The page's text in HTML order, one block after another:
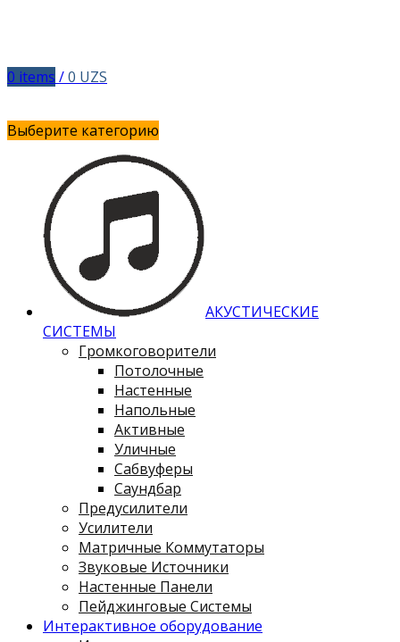
0 items /0 UZS
Выберите категорию
АКУСТИЧЕСКИЕ
СИСТЕМЫ
Громкоговорители
Потолочные
Настенные
Напольные
Активные
Уличные
Сабвуферы
Саундбар
Предусилители
Усилители
Матричные Коммутаторы
Звуковые Источники
Настенные Панели
Пейджинговые Системы
Интерактивное оборудование